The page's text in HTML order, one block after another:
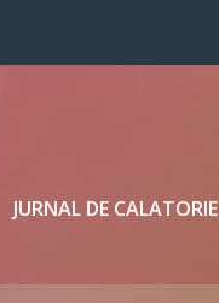
JURNAL DE CALATORIE